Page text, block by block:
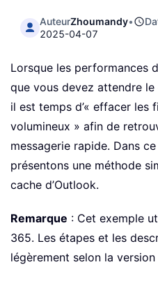
AuteurZhoumandy•
2025-04-07
Lorsque les performances
que vous devez attendre
il est temps d’« effacer les
volumineux » afin de
messagerie rapide. Dans
présentons une méthode
cache d’Outlook.
Remarque : Cet exemple
365. Les étapes et les
légèrement selon la version